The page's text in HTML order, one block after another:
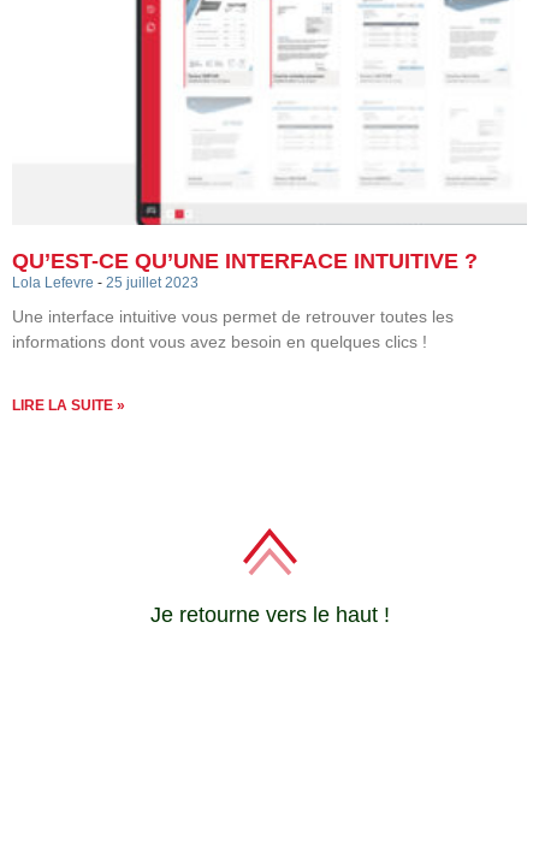
QU’EST-CE QU’UNE INTERFACE INTUITIVE ?
Lola Lefevre 25 juillet 2023
Une interface intuitive vous permet de retrouver toutes les
informations dont vous avez besoin en quelques clics !
LIRE LA SUITE »
Je retourne vers le haut !